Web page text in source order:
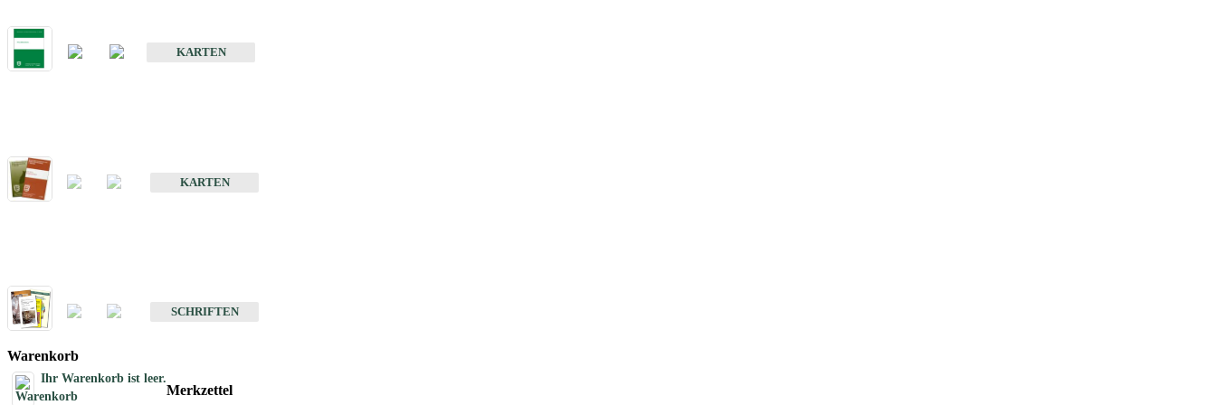
KARTEN
KARTEN
SCHRIFTEN
Warenkorb
Ihr Warenkorb ist leer.
Merkzettel